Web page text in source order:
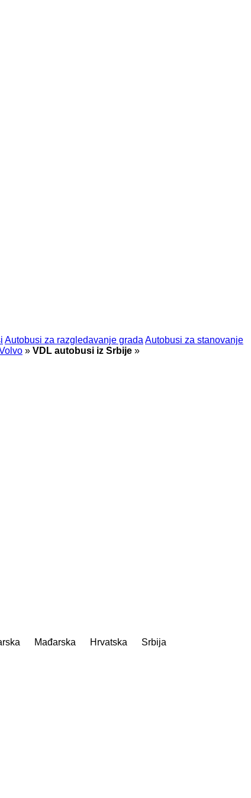
Autobusi za razgledavanje grada Autobusi za stanovanje
» VDL autobusi iz Srbije »
Mađarska Hrvatska
Srbija